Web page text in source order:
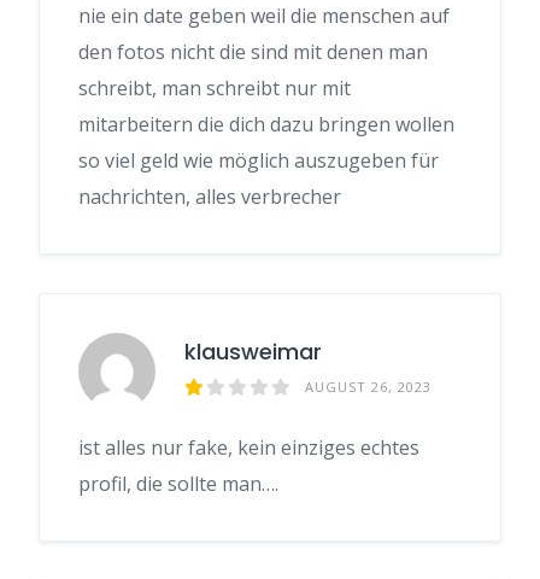
nie ein date geben weil die menschen auf
den fotos nicht die sind mit denen man
schreibt, man schreibt nur mit
mitarbeitern die dich dazu bringen wollen
so viel geld wie möglich auszugeben für
nachrichten, alles verbrecher
klausweimar
AUGUST 26, 2023
ist alles nur fake, kein einziges echtes
profil, die sollte man….